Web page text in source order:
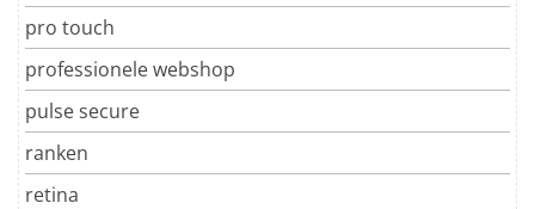
pro touch
professionele webshop
pulse secure
ranken
retina